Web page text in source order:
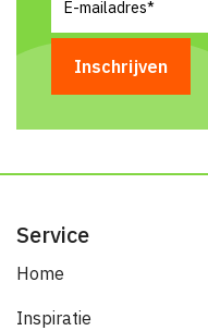
mailadres(Vereist)
Service
Home
Inspiratie